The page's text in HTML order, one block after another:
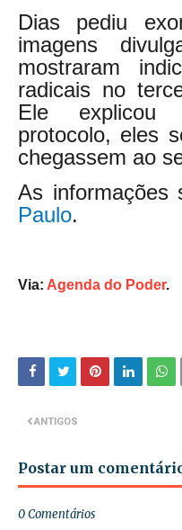
Dias pediu
imagens
mostraram
radicais no
Ele explicou
protocolo, eles
chegassem ao
As informações
Paulo.
Via: Agenda do Poder.
ANTIGOS
Postar um
0 Comentários